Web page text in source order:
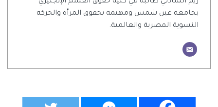
بجامعة عين شمس ومهتمة بحقوق المرأة والحركة
النسوية المصرية والعالمية.